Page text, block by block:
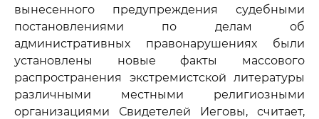
вынесенного предупреждения судебными
постановлениями по делам об
административных правонарушениях были
установлены новые факты массового
распространения экстремистской литературы
различными местными религиозными
организациями Свидетелей Иеговы, считает,